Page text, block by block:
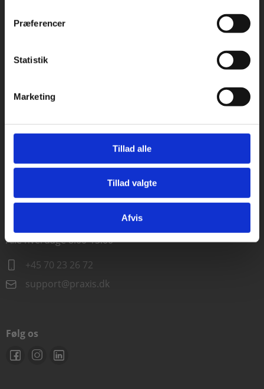
Præferencer
Statistik
Marketing
Tillad alle
Tillad valgte
Afvis
Kochsgade 31D
Rødekro
Kontakt kundeservice
+45 70 23 85 87
Kontakt teknisk support
Alle hverdage 8.00-15.00
+45 70 23 26 72
support@praxis.dk
Følg os
Gå til praxisOnline